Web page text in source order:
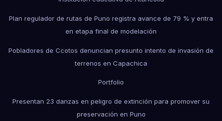
Plan regulador de rutas de Puno registra avance de 79 % y entra
en etapa final de modelación
Pobladores de Ccotos denuncian presunto intento de invasión de
terrenos en Capachica
Portfolio
Presentan 23 danzas en peligro de extinción para promover su
preservación en Puno